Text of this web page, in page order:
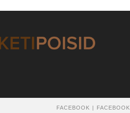
FACEBOOK FACEBOOK